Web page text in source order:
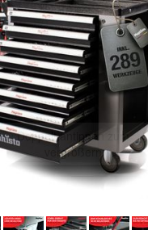
Doppelt antippen zum
vergrößern